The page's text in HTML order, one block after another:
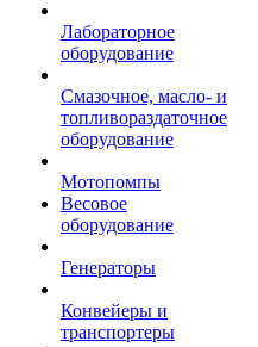
Лабораторное
оборудование
Смазочное, масло- и
топливораздаточное
оборудование
Мотопомпы
Весовое
оборудование
Генераторы
Конвейеры и
транспортеры